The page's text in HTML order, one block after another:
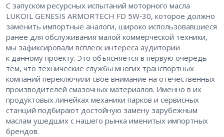
С запуском ресурсных испытаний моторного масла
LUKOIL GENESIS ARMORTECH FD 5W‑30, которое должно
заменить импортные аналоги, широко использовавшиеся
ранее для обслуживания малой коммерческой техники,
мы зафиксировали всплеск интереса аудитории
к данному проекту. Это объясняется в первую очередь
тем, что технические службы многих транспортных
компаний переключили свое внимание на отечественных
производителей смазочных материалов. Именно в их
продуктовых линейках механики парков и сервисных
станций подбирают достойную замену зарубежным
маслам ушедших с нашего рынка именитых импортных
брендов.